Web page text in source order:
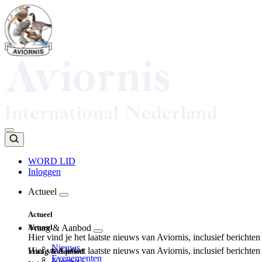
Overslaan
en
naar
de
inhoud
Top
navigation
WORD LID
Inloggen
navigation
Actueel
Actueel
Hier vind je het laatste nieuws van Aviornis, inclusief
Nieuws
Evenementen
Actueel
Hier vind je het laatste nieuws van Aviornis, inclusief
Vraag & Aanbod
Vraag & Aanbod